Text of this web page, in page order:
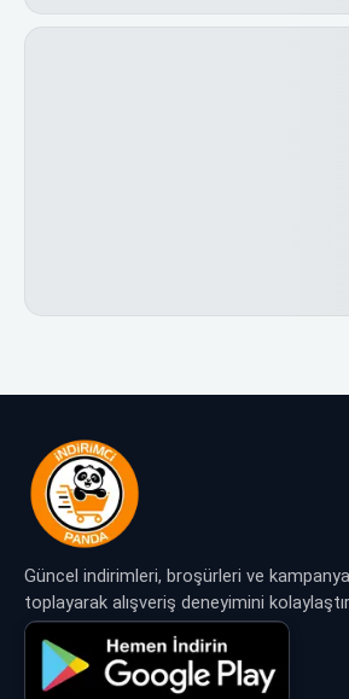
Güncel indirimleri, broşürleri ve
toplayarak alışveriş deneyimini